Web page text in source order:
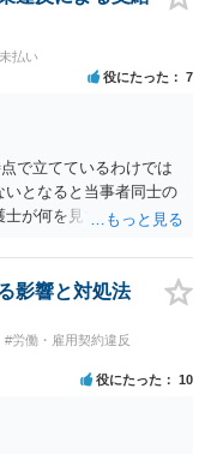
払い
役にたった 7
で立てているわけでは
となると当事者同士の
が何を見て判断したの
るかも不明です。 有休
見れば問題がなかった
影響と対処法
#労働・雇用契約違反
役にたった 10